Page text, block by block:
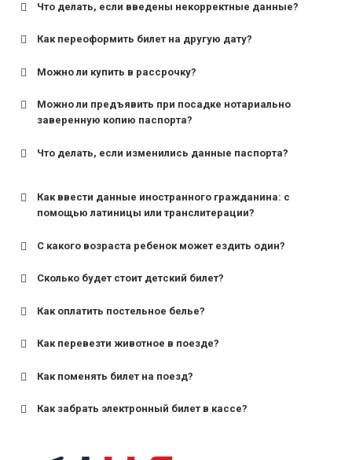
Что делать, если введены некорректные данные?
Как переоформить билет на другую дату?
Можно ли купить в рассрочку?
Можно ли предъявить при посадке нотариально
заверенную копию паспорта?
Что делать, если изменились данные паспорта?
Как ввести данные иностранного гражданина: с
помощью латиницы или транслитерации?
С какого возраста ребенок может ездить один?
для поездов дальнего следования — от 10 лет и
для пригородных поездов — от 7 лет.
Сколько будет стоит детский билет?
Как оплатить постельное белье?
Как перевезти животное в поезде?
Как поменять билет на поезд?
Как забрать электронный билет в кассе?